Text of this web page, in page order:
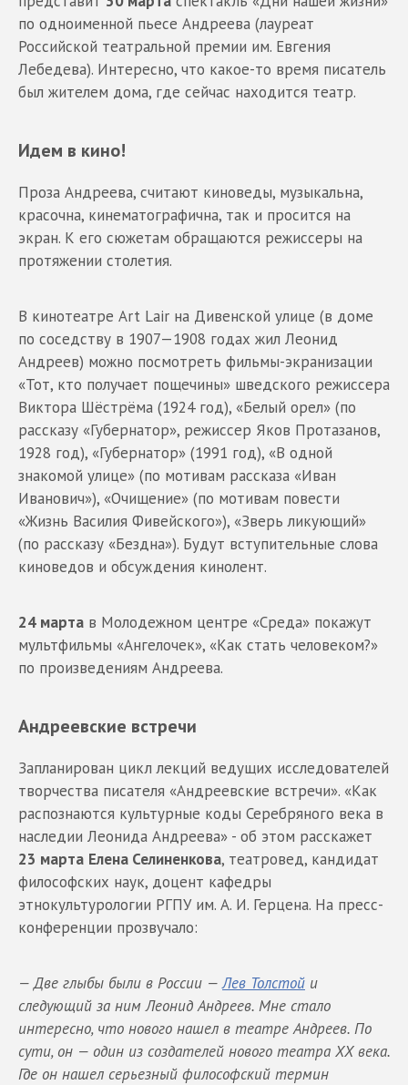
по одноименной пьесе Андреева (лауреат
Российской театральной премии им. Евгения
Лебедева). Интересно, что какое-то время писатель
был жителем дома, где сейчас находится театр.
Идем в кино!
Проза Андреева, считают киноведы, музыкальна,
красочна, кинематографична, так и просится на
экран. К его сюжетам обращаются режиссеры на
протяжении столетия.
В кинотеатре Art Lair на Дивенской улице (в доме
по соседству в 1907—1908 годах жил Леонид
Андреев) можно посмотреть фильмы-экранизации
«Тот, кто получает пощечины» шведского режиссера
Виктора Шёстрёма (1924 год), «Белый орел» (по
рассказу «Губернатор», режиссер Яков Протазанов,
1928 год), «Губернатор» (1991 год), «В одной
знакомой улице» (по мотивам рассказа «Иван
Иванович»), «Очищение» (по мотивам повести
«Жизнь Василия Фивейского»), «Зверь ликующий»
(по рассказу «Бездна»). Будут вступительные слова
киноведов и обсуждения кинолент.
24 марта в Молодежном центре «Среда» покажут
мультфильмы «Ангелочек», «Как стать человеком?»
по произведениям Андреева.
Андреевские встречи
Запланирован цикл лекций ведущих исследователей
творчества писателя «Андреевские встречи». «Как
распознаются культурные коды Серебряного века в
наследии Леонида Андреева» - об этом расскажет
23 марта Елена Селиненкова, театровед, кандидат
философских наук, доцент кафедры
этнокультурологии РГПУ им. А. И. Герцена. На пресс-
конференции прозвучало:
— Две глыбы были в России —Лев Толстой и
следующий за ним Леонид Андреев. Мне стало
интересно, что нового нашел в театре Андреев. По
сути, он — один из создателей нового театра ХХ века.
Где он нашел серьезный философский термин